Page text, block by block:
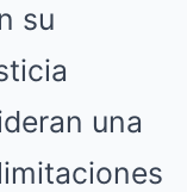
su
una